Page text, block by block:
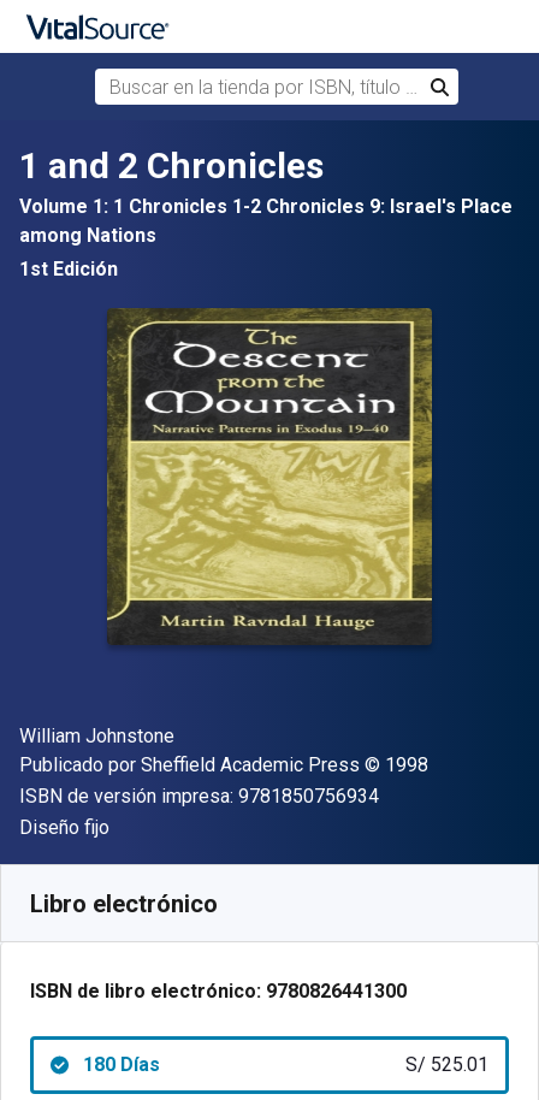
Saltar al contenido principal
Buscar en la tienda por ISBN, título o autor
Buscar
1 and 2 Chronicles
Volume 1: 1 Chronicles 1-2 Chronicles 9: Israel's Place
among Nations
1st Edición
Autor(es)
William Johnstone
Editor
Publicado por Sheffield Academic Press Copyright
© 1998
ISBN de versión impresa: 9781850756934"ISBN-13
Formato
Diseño fijo
Libro electrónico
ISBN de libro electrónico: 9780826441300
180 Días S/ 525.01